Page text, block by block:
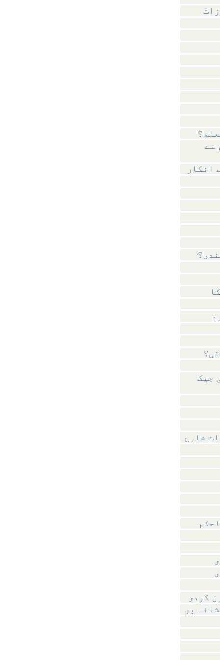
سے
انکار
جیک
خارج
کردی
پر